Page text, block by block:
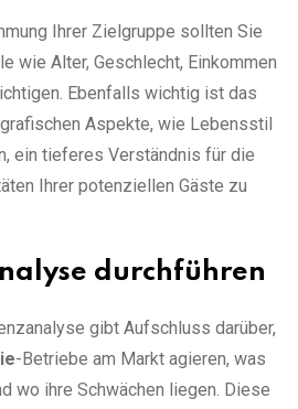
Ihrer Zielgruppe sollten Sie
wie Alter, Geschlecht, Einkommen
Ebenfalls wichtig ist das
Aspekte, wie Lebensstil
ein tieferes Verständnis für die
Ihrer potenziellen Gäste zu
durchführen
gibt Aufschluss darüber,
-Betriebe am Markt agieren, was
wo ihre Schwächen liegen. Diese